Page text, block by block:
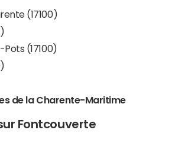
(17100)
(17100)
de la Charente-Maritime
Fontcouverte